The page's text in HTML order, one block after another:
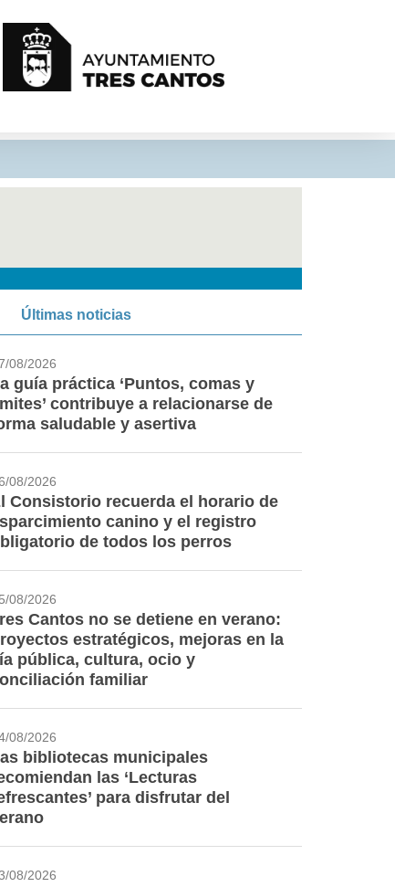
Últimas noticias
08/2026
guía práctica ‘Puntos, comas y
contribuye a relacionarse de
saludable y asertiva
08/2026
Consistorio recuerda el horario de
canino y el registro
de todos los perros
08/2026
Cantos no se detiene en verano:
estratégicos, mejoras en la
pública, cultura, ocio y
familiar
08/2026
bibliotecas municipales
las ‘Lecturas
para disfrutar del
08/2026